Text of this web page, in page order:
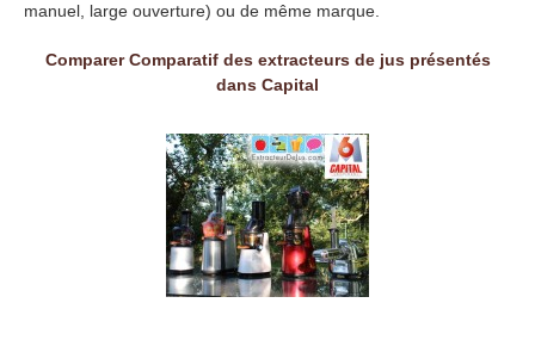
manuel, large ouverture) ou de même marque.
Comparer Comparatif des extracteurs de jus présentés
dans Capital